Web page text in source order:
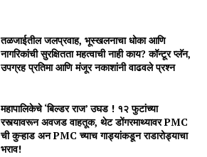
तळजाईतील जलप्रवाह, भूस्खलनाचा धोका आणि
नागरिकांची सुरक्षितता महत्वाची नाही काय? कॉन्टूर प्लॅन,
उपग्रह प्रतिमा आणि मंजूर नकाशांनी वाढवले प्रश्न
महापालिकेचे ‘बिल्डर राज’ उघड ! १२ फुटांच्या
रस्त्यावरून अवजड वाहतूक, थेट डोंगरमाथ्यावर PMC
ची कुऱ्हाड अन PMC च्याच गाड्यांकडून राडारोड्याचा
भराव!